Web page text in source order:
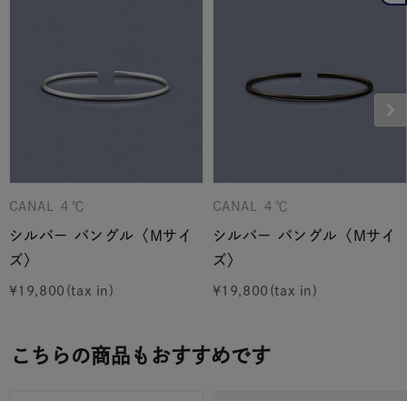
CANAL ４℃
シルバー バングル〈Mサイ
ズ〉
¥19,800
CANAL ４℃
シルバー バングル〈Mサイ
ズ〉
¥19,800
こちらの商品もおすすめです